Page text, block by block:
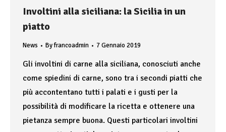
Involtini alla siciliana: la Sicilia in un
piatto
News Byfrancoadmin 7 Gennaio 2019
Gli involtini di carne alla siciliana, conosciuti anche
come spiedini di carne, sono tra i secondi piatti che
più accontentano tutti i palati e i gusti per la
possibilità di modificare la ricetta e ottenere una
pietanza sempre buona. Questi particolari involtini